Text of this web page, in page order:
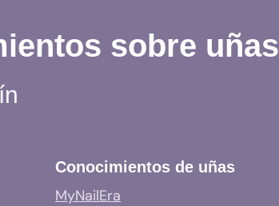
sobre uñas
Conocimientos de uñas
MyNailEra